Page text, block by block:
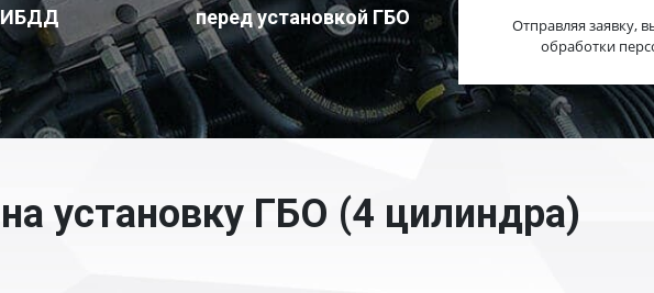
перед установкой ГБО
Отправляя заявку,
обработки
установку ГБО (4 цилиндра)